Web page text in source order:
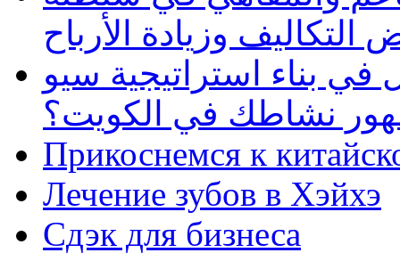
وزيادة الأرباح
بناء استراتيجية سيو
نشاطك في الكويت؟
Прикоснемся к
Лечение зубов в Хэйхэ
Сдэк для бизнеса